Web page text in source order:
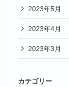
2023年5月
2023年4月
2023年3月
カテゴリー